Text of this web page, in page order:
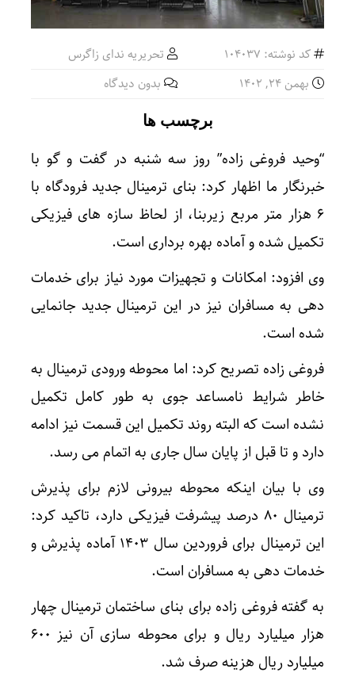
کد نوشته: 104037
تحریریه ندای زاگرس
بهمن ۲۴, ۱۴۰۲
بدون دیدگاه
برچسب ها
“وحید فروغی زاده” روز سه شنبه در گفت و گو با
خبرنگار ما اظهار کرد: بنای ترمینال جدید فرودگاه با
۶ هزار متر مربع زیربنا، از لحاظ سازه های فیزیکی
تکمیل شده و آماده بهره برداری است.
وی افزود: امکانات و تجهیزات مورد نیاز برای خدمات
دهی به مسافران نیز در این ترمینال جدید جانمایی
شده است.
فروغی زاده تصریح کرد: اما محوطه ورودی ترمینال به
خاطر شرایط نامساعد جوی به طور کامل تکمیل
نشده است که البته روند تکمیل این قسمت نیز ادامه
دارد و تا قبل از پایان سال جاری به اتمام می رسد.
وی با بیان اینکه محوطه بیرونی لازم برای پذیرش
ترمینال ۸۰ درصد پیشرفت فیزیکی دارد، تاکید کرد:
این ترمینال برای فروردین سال ۱۴۰۳ آماده پذیرش و
خدمات دهی به مسافران است.
به گفته فروغی زاده برای بنای ساختمان ترمینال چهار
هزار میلیارد ریال و برای محوطه سازی آن نیز ۶۰۰
میلیارد ریال هزینه صرف شد.